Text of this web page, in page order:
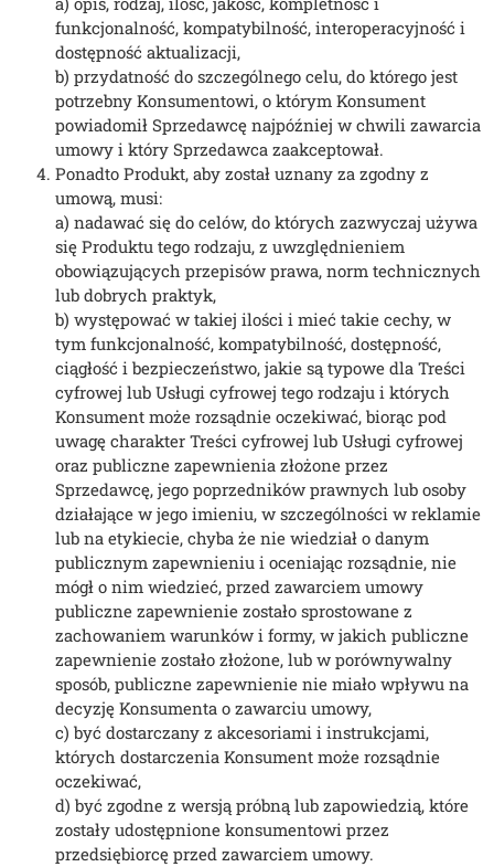
funkcjonalność, kompatybilność, interoperacyjność i
dostępność aktualizacji,
b) przydatność do szczególnego celu, do którego jest
potrzebny Konsumentowi, o którym Konsument
powiadomił Sprzedawcę najpóźniej w chwili zawarcia
umowy i który Sprzedawca zaakceptował.
Ponadto Produkt, aby został uznany za zgodny z
umową, musi:
a) nadawać się do celów, do których zazwyczaj używa
się Produktu tego rodzaju, z uwzględnieniem
obowiązujących przepisów prawa, norm technicznych
lub dobrych praktyk,
b) występować w takiej ilości i mieć takie cechy, w
tym funkcjonalność, kompatybilność, dostępność,
ciągłość i bezpieczeństwo, jakie są typowe dla Treści
cyfrowej lub Usługi cyfrowej tego rodzaju i których
Konsument może rozsądnie oczekiwać, biorąc pod
uwagę charakter Treści cyfrowej lub Usługi cyfrowej
oraz publiczne zapewnienia złożone przez
Sprzedawcę, jego poprzedników prawnych lub osoby
działające w jego imieniu, w szczególności w reklamie
lub na etykiecie, chyba że nie wiedział o danym
publicznym zapewnieniu i oceniając rozsądnie, nie
mógł o nim wiedzieć, przed zawarciem umowy
publiczne zapewnienie zostało sprostowane z
zachowaniem warunków i formy, w jakich publiczne
zapewnienie zostało złożone, lub w porównywalny
sposób, publiczne zapewnienie nie miało wpływu na
decyzję Konsumenta o zawarciu umowy,
c) być dostarczany z akcesoriami i instrukcjami,
których dostarczenia Konsument może rozsądnie
oczekiwać,
d) być zgodne z wersją próbną lub zapowiedzią, które
zostały udostępnione konsumentowi przez
przedsiębiorcę przed zawarciem umowy.